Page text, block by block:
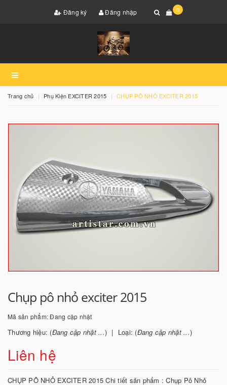
Đăng ký Đăng nhập 0
Trang chủ Phụ Kiện EXCITER 2015 CHỤP PÔ NHỎ EXCITER 2015
Chụp pô nhỏ exciter 2015
Mã sản phẩm:Đang cập nhật
Thương hiệu: (Đang cập nhật ...) Loại: (Đang cập nhật ...)
Liên hệ
CHỤP PÔ NHỎ EXCITER 2015 Chi tiết sản phẩm : Chụp Pô Nhỏ